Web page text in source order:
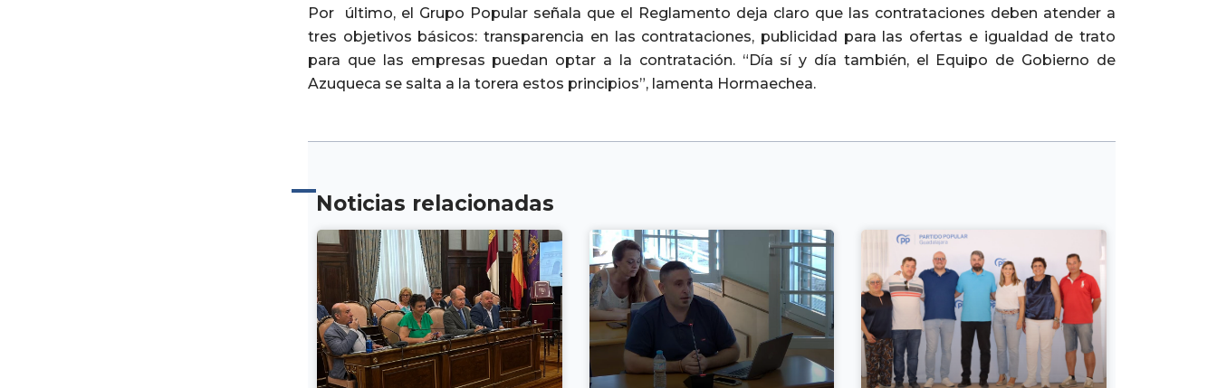
Por último, el Grupo Popular señala que el Reglamento deja claro que las contrataciones deben atender a
tres objetivos básicos: transparencia en las contrataciones, publicidad para las ofertas e igualdad de trato
para que las empresas puedan optar a la contratación. “Día sí y día también, el Equipo de Gobierno de
Azuqueca se salta a la torera estos principios”, lamenta Hormaechea.
Noticias relacionadas